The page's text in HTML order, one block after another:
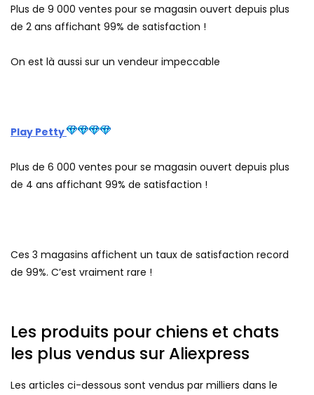
Plus de 9 000 ventes pour se magasin ouvert depuis plus
de 2 ans affichant 99% de satisfaction !
On est là aussi sur un vendeur impeccable
Play Petty
Plus de 6 000 ventes pour se magasin ouvert depuis plus
de 4 ans affichant 99% de satisfaction !
Ces 3 magasins affichent un taux de satisfaction record
de 99%. C’est vraiment rare !
Les produits pour chiens et chats
les plus vendus sur Aliexpress
Les articles ci-dessous sont vendus par milliers dans le